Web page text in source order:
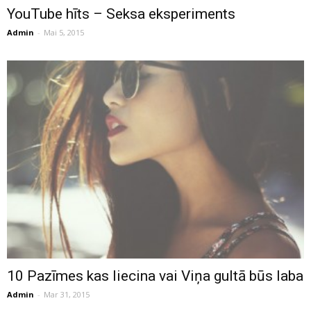
YouTube hīts – Seksa eksperiments
Admin - Mai 5, 2015
10 Pazīmes kas liecina vai Viņa gultā būs laba
Admin - Mar 31, 2015